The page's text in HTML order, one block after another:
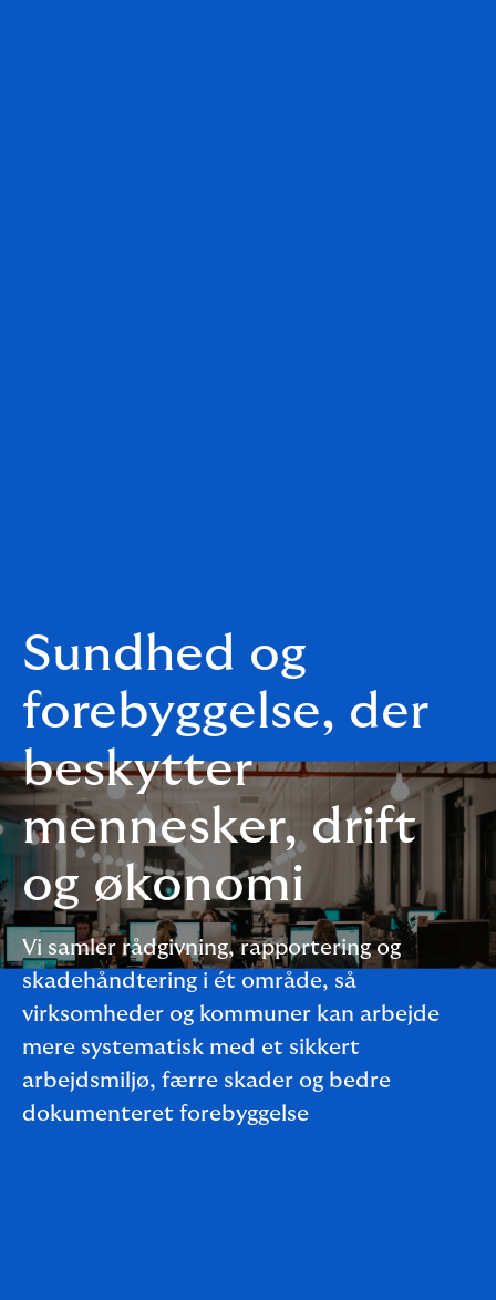
Sundhed og
forebyggelse, der
beskytter
mennesker, drift
og økonomi
Vi samler rådgivning, rapportering og
skadehåndtering i ét område, så
virksomheder og kommuner kan arbejde
mere systematisk med et sikkert
arbejdsmiljø, færre skader og bedre
dokumenteret forebyggelse